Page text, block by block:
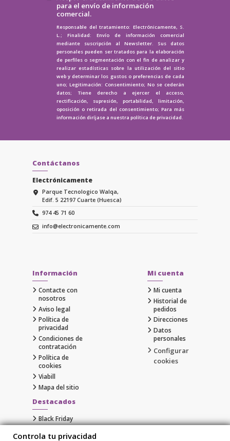
para el envío de información
comercial.
Responsable del tratamiento: Electrónicamente, S.
L.; Finalidad: Envío de información comercial
mediante suscripción al Newsletter. Sus datos
personales pueden ser tratados para la elaboración
de perfiles o segmentación con el fin de analizar y
realizar estadísticas sobre la utilización del sitio
web y determinar los gustos o preferencias de cada
uno; Legitimación: Consentimiento; No se cederán
datos; Tiene derecho a ejercer el acceso,
rectificación, supresión, portabilidad, limitación,
oposición o retirada del consentimiento; Para más
información diríjase a nuestra política de privacidad.
Contáctanos
Electrónicamente
Parque Tecnologico Walqa,
Edif. 5 22197 Cuarte (Huesca)
974 45 71 60
info@electronicamente.com
Información
Contacte con
nosotros
Aviso legal
Política de
privacidad
Condiciones de
contratación
Política de
cookies
Viabill
Mapa del sitio
Mi cuenta
Mi cuenta
Historial de
pedidos
Direcciones
Datos
personales
Configurar
cookies
Destacados
Black Friday
Controla tu privacidad